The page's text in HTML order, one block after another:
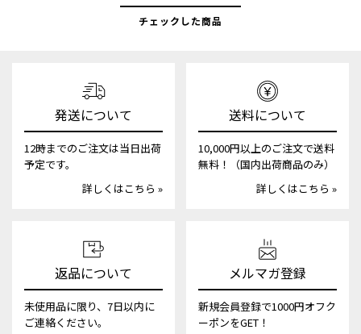
チェックした商品
発送について
12時までのご注文は当日出荷
予定です。
詳しくはこちら »
送料について
10,000円以上のご注文で送料
無料！（国内出荷商品のみ）
詳しくはこちら »
返品について
未使用品に限り、7日以内に
ご連絡ください。
メルマガ登録
新規会員登録で1000円オフク
ーポンをGET！